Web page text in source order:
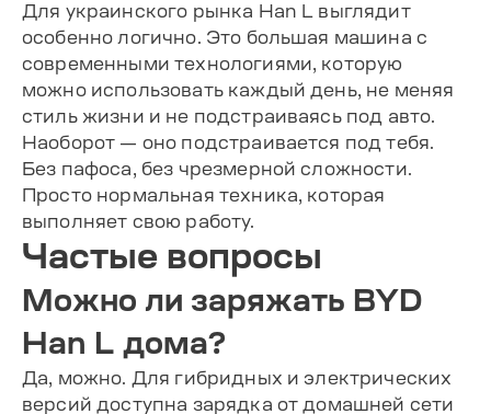
Для украинского рынка Han L выглядит
особенно логично. Это большая машина с
современными технологиями, которую
можно использовать каждый день, не меняя
стиль жизни и не подстраиваясь под авто.
Наоборот — оно подстраивается под тебя.
Без пафоса, без чрезмерной сложности.
Просто нормальная техника, которая
выполняет свою работу.
Частые вопросы
Можно ли заряжать BYD
Han L дома?
Да, можно. Для гибридных и электрических
версий доступна зарядка от домашней сети